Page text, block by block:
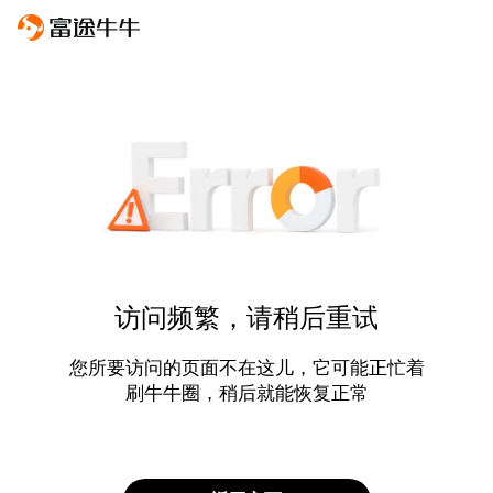
访问频繁，请稍后重试
您所要访问的页面不在这儿，它可能正忙着
刷牛牛圈，稍后就能恢复正常